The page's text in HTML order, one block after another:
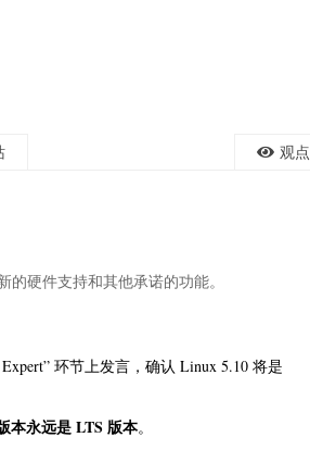
观点
硬件支持和其他承诺的功能。
环节上发言，确认 Linux 5.10 将是
本永远是 LTS 版本。